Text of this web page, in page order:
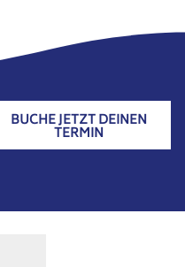
BUCHE JETZT DEINEN
TERMIN